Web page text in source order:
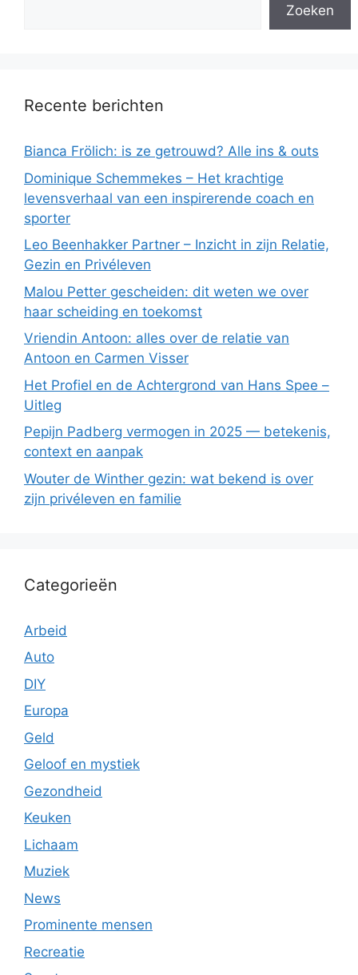
Zoeken
Recente berichten
Bianca Frölich: is ze getrouwd? Alle ins & outs
Dominique Schemmekes – Het krachtige
levensverhaal van een inspirerende coach en
sporter
Leo Beenhakker Partner – Inzicht in zijn Relatie,
Gezin en Privéleven
Malou Petter gescheiden: dit weten we over
haar scheiding en toekomst
Vriendin Antoon: alles over de relatie van
Antoon en Carmen Visser
Het Profiel en de Achtergrond van Hans Spee –
Uitleg
Pepijn Padberg vermogen in 2025 — betekenis,
context en aanpak
Wouter de Winther gezin: wat bekend is over
zijn privéleven en familie
Categorieën
Arbeid
Auto
DIY
Europa
Geld
Geloof en mystiek
Gezondheid
Keuken
Lichaam
Muziek
News
Prominente mensen
Recreatie